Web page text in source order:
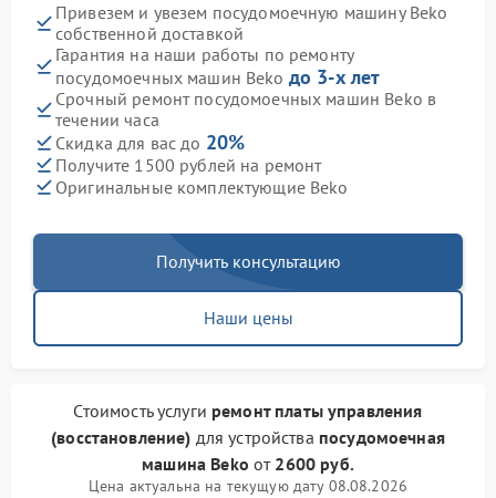
Привезем и увезем посудомоечную машину Beko
собственной доставкой
Гарантия на наши работы по ремонту
посудомоечных машин Beko до 3-х лет
Срочный ремонт посудомоечных машин Beko в
течении часа
Скидка для вас до 20%
Получите 1500 рублей на ремонт
Оригинальные комплектующие Beko
Получить консультацию
Наши цены
Стоимость услуги ремонт платы управления
(восстановление) для устройства посудомоечная
машина Beko от 2600 руб.
Цена актуальна на текущую дату 08.08.2026